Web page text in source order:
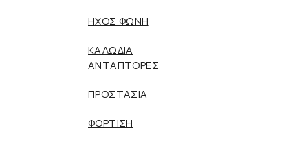
ΗΧΟΣ ΦΩΝΗ
ΚΑΛΩΔΙΑ
ΑΝΤΑΠΤΟΡΕΣ
ΠΡΟΣΤΑΣΙΑ
ΦΟΡΤΙΣΗ